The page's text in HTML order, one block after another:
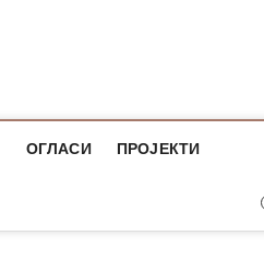
ОГЛАСИ ПРОЈЕКТИ